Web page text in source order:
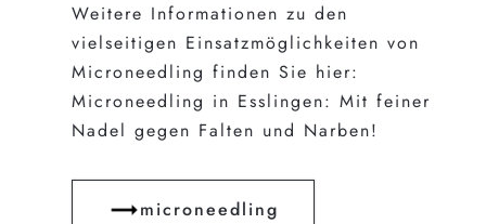
Weitere Informationen zu den
vielseitigen Einsatzmöglichkeiten von
Microneedling finden Sie hier:
Microneedling in Esslingen: Mit feiner
Nadel gegen Falten und Narben!
microneedling